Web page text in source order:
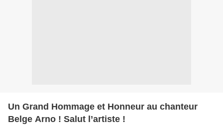
Un Grand Hommage et Honneur au chanteur
Belge Arno ! Salut l’artiste !